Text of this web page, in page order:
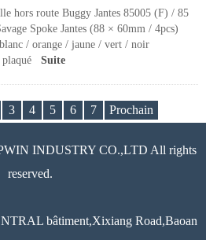
hors route Buggy Jantes 85005 (F) / 85
Spoke Jantes (88 × 60mm / 4pcs)
/ orange / jaune / vert / noir
plaqué Suite
3 4 5 6 7 Prochain
INDUSTRY CO.,LTD All rights
reserved.
bâtiment,Xixiang Road,Baoan